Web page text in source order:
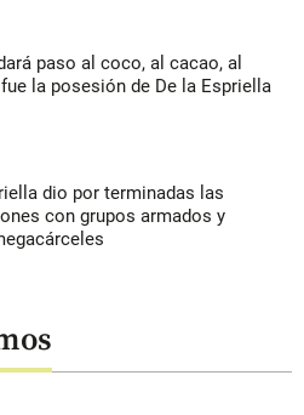
paso al coco, al cacao, al
la posesión de De la Espriella
dio por terminadas las
con grupos armados y